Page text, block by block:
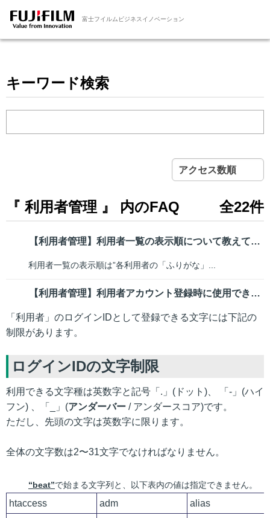
富士フイルムビジネスイノベーション
キーワード検索
アクセス数順
『 利用者管理 』 内のFAQ 全22件
【利用者管理】利用者一覧の表示順について教えてください
利用者一覧の表示順は”各利用者の「ふりがな」...
【利用者管理】利用者アカウント登録時に使用できない文字列はあるか
「利⽤者」のログインIDとして登録できる⽂字には下記の
制限があります。
ログインIDの文字制限
利⽤できる⽂字種は英数字と記号「.」(ドット)、 「-」(ハイ
フン) 、「_」(アンダーバー / アンダースコア)です。
ただし、先頭の⽂字は英数字に限ります。
全体の⽂字数は2〜31⽂字でなければなりません。
“beat”で始まる⽂字列と、以下表内の値は指定できません。
htaccess adm
alias